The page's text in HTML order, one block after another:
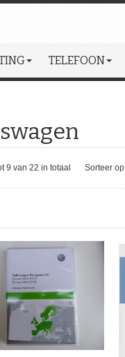
TELEFOON
9 van 22 in totaal Sorteer op